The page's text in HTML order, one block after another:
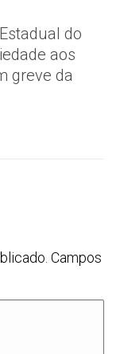
do
aos
greve da
Campos